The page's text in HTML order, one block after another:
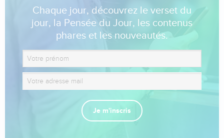
Chaque jour, découvrez le verset du
jour, la Pensée du Jour, les contenus
phares et les nouveautés.
Je m'inscris